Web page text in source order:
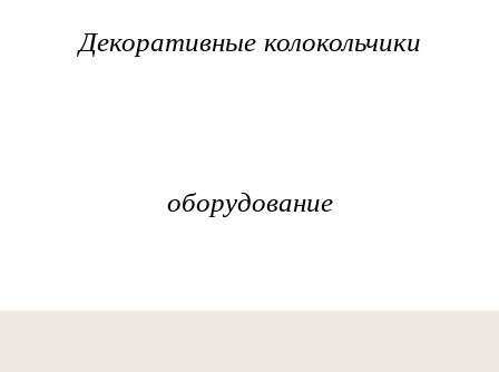
Декоративные колокольчики
оборудование